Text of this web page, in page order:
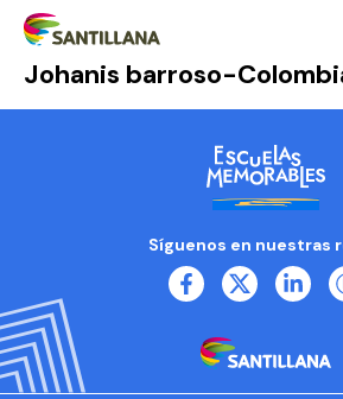
Johanis barroso-
Síguenos en nuestras